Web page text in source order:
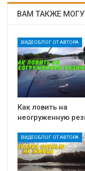
ВАМ ТАКЖЕ
ВИДЕОБЛОГ ОТ АВТОРА
Как ловить на
неогруженную
ВИДЕОБЛОГ ОТ АВТОРА